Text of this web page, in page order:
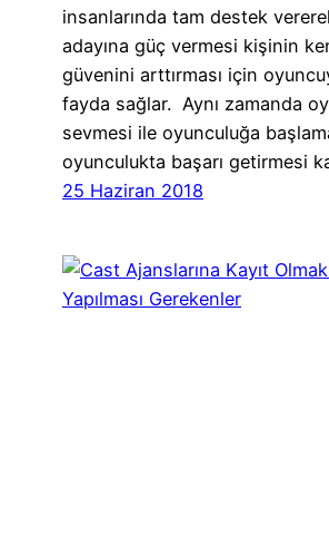
insanlarında tam destek
adayına güç vermesi kişinin
güvenini arttırması için
fayda sağlar. Aynı zamanda
sevmesi ile oyunculuğa
oyunculukta başarı getirmesi
25 Haziran 2018